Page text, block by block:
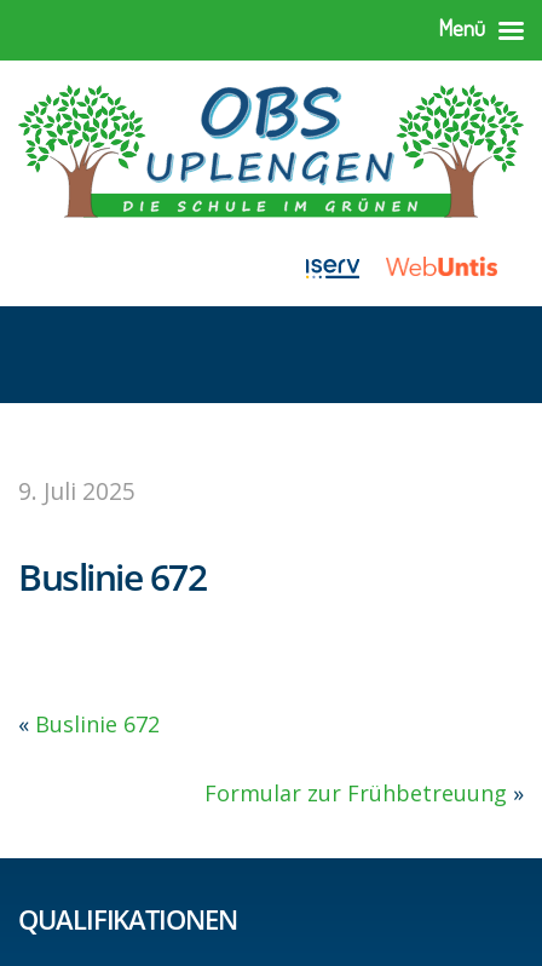
9. Juli 2025
Buslinie 672
« Buslinie 672
Formular zur Frühbetreuung »
QUALIFIKATIONEN
Menü